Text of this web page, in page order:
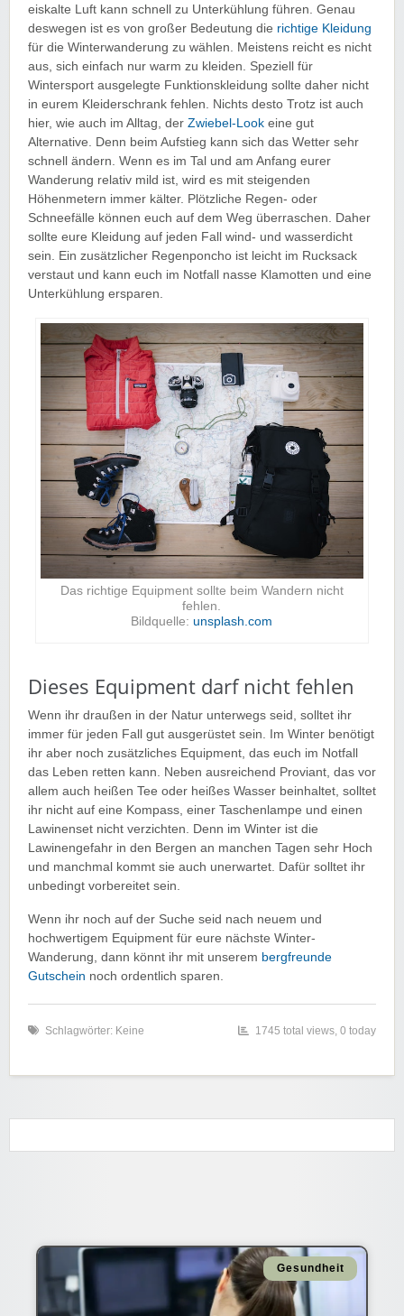
eiskalte Luft kann schnell zu Unterkühlung führen. Genau
deswegen ist es von großer Bedeutung die richtige Kleidung
für die Winterwanderung zu wählen. Meistens reicht es nicht
aus, sich einfach nur warm zu kleiden. Speziell für
Wintersport ausgelegte Funktionskleidung sollte daher nicht
in eurem Kleiderschrank fehlen. Nichts desto Trotz ist auch
hier, wie auch im Alltag, der Zwiebel-Look eine gut
Alternative. Denn beim Aufstieg kann sich das Wetter sehr
schnell ändern. Wenn es im Tal und am Anfang eurer
Wanderung relativ mild ist, wird es mit steigenden
Höhenmetern immer kälter. Plötzliche Regen- oder
Schneefälle können euch auf dem Weg überraschen. Daher
sollte eure Kleidung auf jeden Fall wind- und wasserdicht
sein. Ein zusätzlicher Regenponcho ist leicht im Rucksack
verstaut und kann euch im Notfall nasse Klamotten und eine
Unterkühlung ersparen.
Das richtige Equipment sollte beim Wandern nicht
fehlen.
Bildquelle:unsplash.com
Dieses Equipment darf nicht fehlen
Wenn ihr draußen in der Natur unterwegs seid, solltet ihr
immer für jeden Fall gut ausgerüstet sein. Im Winter benötigt
ihr aber noch zusätzliches Equipment, das euch im Notfall
das Leben retten kann. Neben ausreichend Proviant, das vor
allem auch heißen Tee oder heißes Wasser beinhaltet, solltet
ihr nicht auf eine Kompass, einer Taschenlampe und einen
Lawinenset nicht verzichten. Denn im Winter ist die
Lawinengefahr in den Bergen an manchen Tagen sehr Hoch
und manchmal kommt sie auch unerwartet. Dafür solltet ihr
unbedingt vorbereitet sein.
Wenn ihr noch auf der Suche seid nach neuem und
hochwertigem Equipment für eure nächste Winter-
Wanderung, dann könnt ihr mit unserem bergfreunde
Gutschein noch ordentlich sparen.
Schlagwörter: Keine 1745 total views, 0 today
Gesundheit